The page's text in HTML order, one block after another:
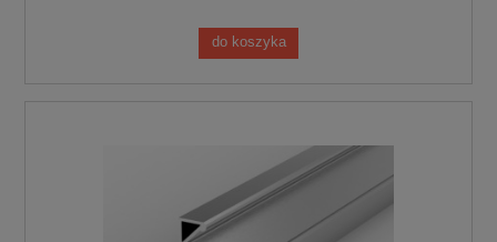
do koszyka